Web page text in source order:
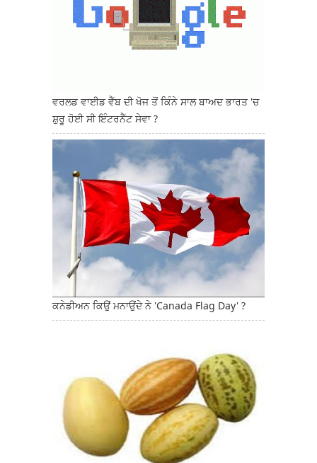
ਵਰਲਡ ਵਾਈਡ ਵੈੱਬ ਦੀ ਖੋਜ ਤੋਂ ਕਿੰਨੇ ਸਾਲ ਬਾਅਦ ਭਾਰਤ 'ਚ
ਸ਼ੁਰੂ ਹੋਈ ਸੀ ਇੰਟਰਨੈੱਟ ਸੇਵਾ ?
ਕਨੇਡੀਅਨ ਕਿਉਂ ਮਨਾਉਂਦੇ ਨੇ 'Canada Flag Day' ?